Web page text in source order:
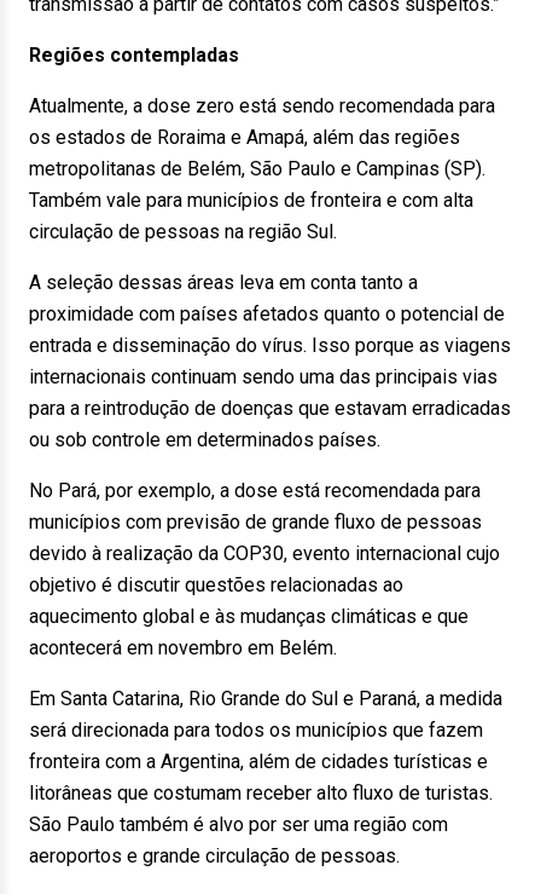
Regiões contempladas
Atualmente, a dose zero está sendo recomendada para
os estados de Roraima e Amapá, além das regiões
metropolitanas de Belém, São Paulo e Campinas (SP).
Também vale para municípios de fronteira e com alta
circulação de pessoas na região Sul.
A seleção dessas áreas leva em conta tanto a
proximidade com países afetados quanto o potencial de
entrada e disseminação do vírus. Isso porque as viagens
internacionais continuam sendo uma das principais vias
para a reintrodução de doenças que estavam erradicadas
ou sob controle em determinados países.
No Pará, por exemplo, a dose está recomendada para
municípios com previsão de grande fluxo de pessoas
devido à realização da COP30, evento internacional cujo
objetivo é discutir questões relacionadas ao
aquecimento global e às mudanças climáticas e que
acontecerá em novembro em Belém.
Em Santa Catarina, Rio Grande do Sul e Paraná, a medida
será direcionada para todos os municípios que fazem
fronteira com a Argentina, além de cidades turísticas e
litorâneas que costumam receber alto fluxo de turistas.
São Paulo também é alvo por ser uma região com
aeroportos e grande circulação de pessoas.